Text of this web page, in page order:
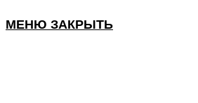
МЕНЮ ЗАКРЫТЬ